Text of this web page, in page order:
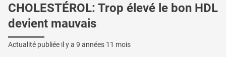
CHOLESTÉROL: Trop élevé le bon HDL
devient mauvais
Actualité publiée il y a 9 années 11 mois